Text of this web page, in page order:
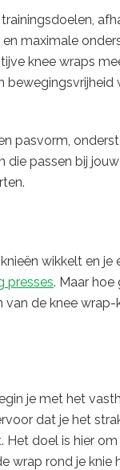
maximale
knee wraps
pasvorm,
die passen bij
wikkelt en je
presses. Maar hoe
de knee
je met het
dat je het
doel is hier
wrap rond je knie